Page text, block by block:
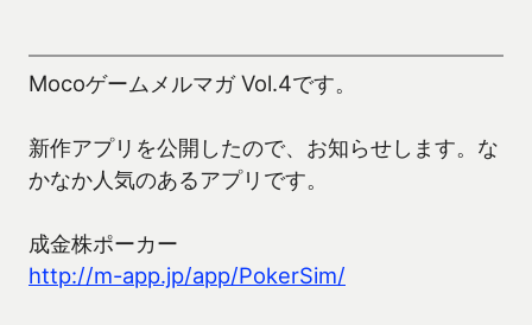
Mocoゲームメルマガ Vol.4です。
新作アプリを公開したので、お知らせします。な
かなか人気のあるアプリです。
成金株ポーカー
http://m-app.jp/app/PokerSim/